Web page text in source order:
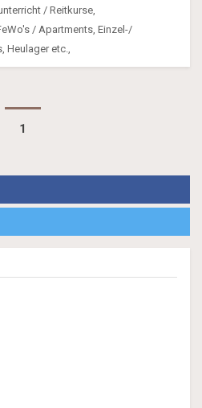
/ Reitkurse,
/ Apartments, Einzel-/
Heulager etc.,
1